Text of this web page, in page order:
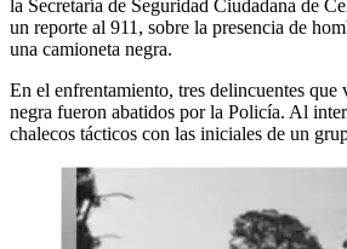
la Secretaría de Seguridad Ciudadana de
un reporte al 911, sobre la presencia de
una camioneta negra.
En el enfrentamiento, tres delincuentes que
negra fueron abatidos por la Policía. Al
chalecos tácticos con las iniciales de un